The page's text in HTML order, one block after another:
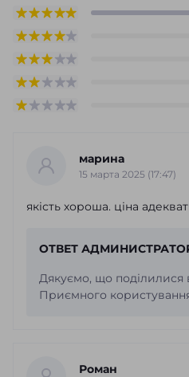
марина
15 марта 2025 (17:47)
якість хороша. ціна
ОТВЕТ
Дякуємо, що
Приємного
Роман